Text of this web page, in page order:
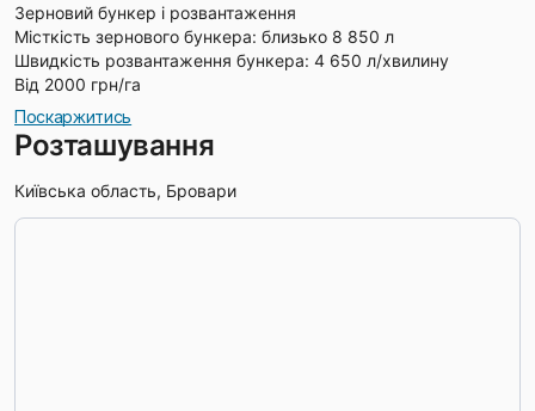
Зерновий бункер і розвантаження
Місткість зернового бункера: близько 8 850 л
Швидкість розвантаження бункера: 4 650 л/хвилину
Від 2000 грн/га
Поскаржитись
Розташування
Київська область, Бровари